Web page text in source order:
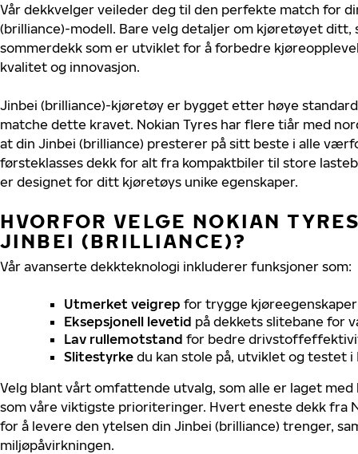
Vår dekkvelger veileder deg til den perfekte match for
(brilliance)-modell. Bare velg detaljer om kjøretøyet ditt,
sommerdekk som er utviklet for å forbedre
kvalitet og innovasjon.
Jinbei (brilliance)-kjøretøy er bygget etter høye
matche dette kravet. Nokian Tyres har flere tiår med
at din Jinbei (brilliance) presterer på sitt beste i alle
førsteklasses dekk for alt fra kompaktbiler til store
er designet for ditt kjøretøys unike egenskaper.
HVORFOR VELGE NOKIAN
JINBEI (BRILLIANCE)?
Vår avanserte dekkteknologi inkluderer funksjoner som:
Utmerket veigrep for trygge
Eksepsjonell levetid på dekkets slitebane for
Lav rullemotstand for bedre
Slitestyrke du kan stole på, utviklet og testet i
Velg blant vårt omfattende utvalg, som alle er laget
som våre viktigste prioriteringer. Hvert eneste dekk fra
for å levere den ytelsen din Jinbei (brilliance) trenger,
miljøpåvirkningen.